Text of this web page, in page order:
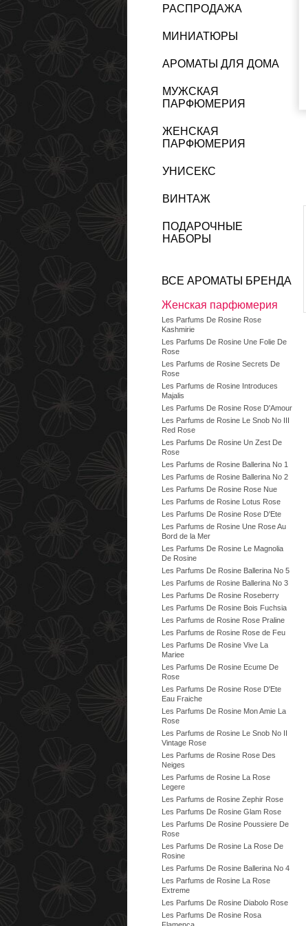
РАСПРОДАЖА
МИНИАТЮРЫ
АРОМАТЫ ДЛЯ ДОМА
МУЖСКАЯ
ПАРФЮМЕРИЯ
ЖЕНСКАЯ
ПАРФЮМЕРИЯ
УНИСЕКС
ВИНТАЖ
ПОДАРОЧНЫЕ
НАБОРЫ
ВСЕ АРОМАТЫ БРЕНДА
Женская парфюмерия
Les Parfums De Rosine Rose
Kashmirie
Les Parfums De Rosine Une Folie De
Rose
Les Parfums de Rosine Secrets De
Rose
Les Parfums de Rosine Introduces
Majalis
Les Parfums De Rosine Rose D'Amour
Les Parfums de Rosine Le Snob No III
Red Rose
Les Parfums De Rosine Un Zest De
Rose
Les Parfums de Rosine Ballerina No 1
Les Parfums de Rosine Ballerina No 2
Les Parfums De Rosine Rose Nue
Les Parfums de Rosine Lotus Rose
Les Parfums De Rosine Rose D'Ete
Les Parfums de Rosine Une Rose Au
Bord de la Mer
Les Parfums De Rosine Le Magnolia
De Rosine
Les Parfums De Rosine Ballerina No 5
Les Parfums de Rosine Ballerina No 3
Les Parfums De Rosine Roseberry
Les Parfums De Rosine Bois Fuchsia
Les Parfums de Rosine Rose Praline
Les Parfums de Rosine Rose de Feu
Les Parfums De Rosine Vive La
Mariee
Les Parfums De Rosine Ecume De
Rose
Les Parfums De Rosine Rose D'Ete
Eau Fraiche
Les Parfums De Rosine Mon Amie La
Rose
Les Parfums de Rosine Le Snob No II
Vintage Rose
Les Parfums de Rosine Rose Des
Neiges
Les Parfums de Rosine La Rose
Legere
Les Parfums de Rosine Zephir Rose
Les Parfums De Rosine Glam Rose
Les Parfums De Rosine Poussiere De
Rose
Les Parfums De Rosine La Rose De
Rosine
Les Parfums De Rosine Ballerina No 4
Les Parfums de Rosine La Rose
Extreme
Les Parfums De Rosine Diabolo Rose
Les Parfums De Rosine Rosa